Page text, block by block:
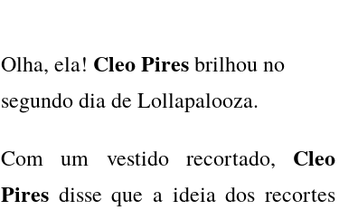
Olha, ela! Cleo Piresbrilhou no
segundo dia de Lollapalooza.
Com um vestido recortado, Cleo
Pires disse que a ideia dos recortes